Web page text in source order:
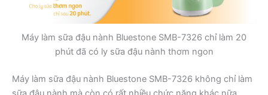
Máy làm sữa đậu nành Bluestone SMB-7326 chỉ làm 20
phút đã có ly sữa đậu nành thơm ngon
Máy làm sữa đậu nành Bluestone SMB-7326 không chỉ làm